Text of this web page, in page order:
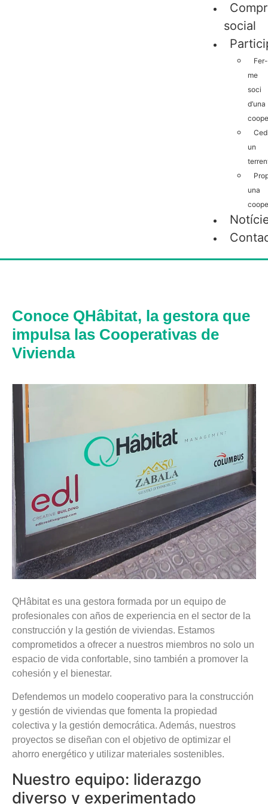
social
Fer-
me
soci
d’una
un
una
Conoce QHâbitat, la gestora que
impulsa las Cooperativas de
Vivienda
QHâbitat es una gestora formada por un equipo de
profesionales con años de experiencia en el sector de la
construcción y la gestión de viviendas. Estamos
comprometidos a ofrecer a nuestros miembros no solo un
espacio de vida confortable, sino también a promover la
cohesión y el bienestar.
Defendemos un modelo cooperativo para la construcción
y gestión de viviendas que fomenta la propiedad
colectiva y la gestión democrática. Además, nuestros
proyectos se diseñan con el objetivo de optimizar el
ahorro energético y utilizar materiales sostenibles.
Nuestro equipo: liderazgo
diverso y experimentado